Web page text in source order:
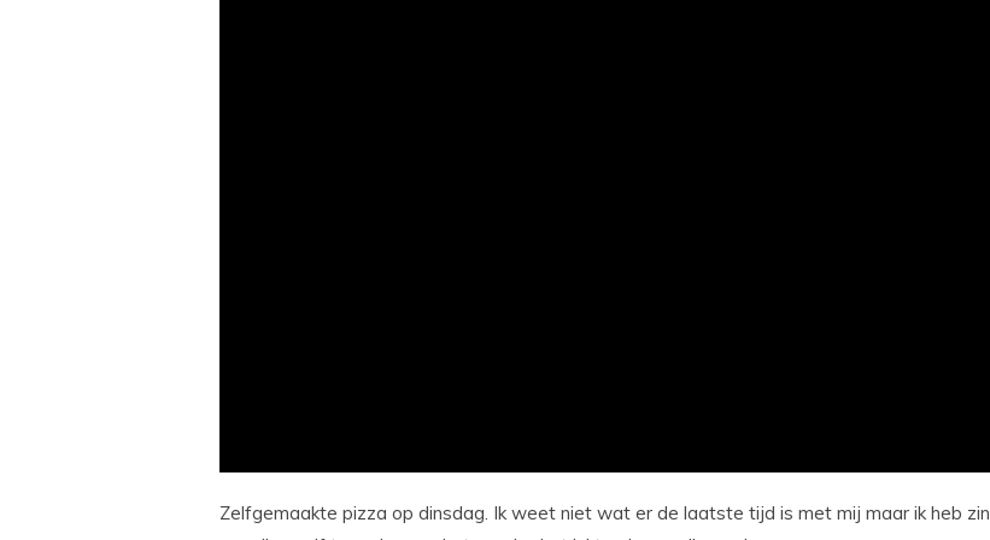
Zelfgemaakte pizza op dinsdag. Ik weet niet wat er de laatste tijd is met mij maar ik heb zin